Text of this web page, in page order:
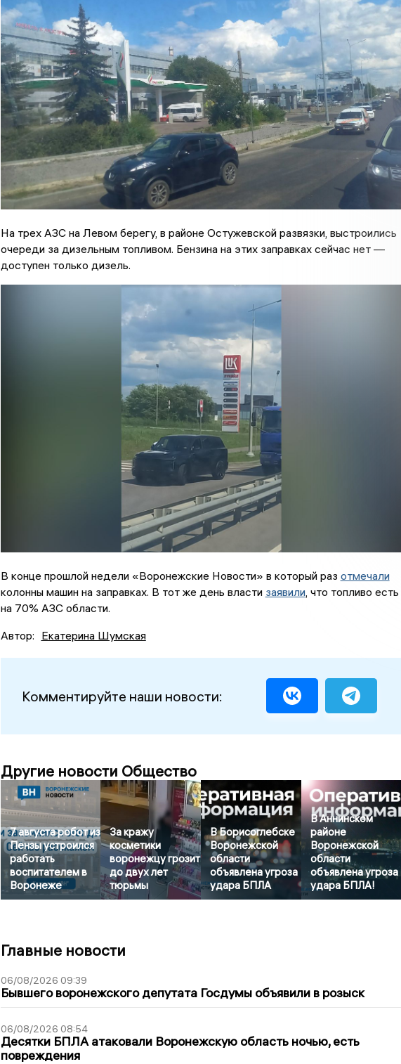
На трех АЗС на Левом берегу, в районе Остужевской развязки, выстроились
очереди за дизельным топливом. Бензина на этих заправках сейчас нет —
доступен только дизель.
В конце прошлой недели «Воронежские Новости» в который раз отмечали
колонны машин на заправках. В тот же день власти заявили, что топливо есть
на 70% АЗС области.
Автор: Екатерина Шумская
Комментируйте наши новости:
Другие новости Общество
7 августа робот из
Пензы устроился
работать
воспитателем в
Воронеже
За кражу
косметики
воронежцу грозит
до двух лет
тюрьмы
В Борисоглебске
Воронежской
области
объявлена угроза
удара БПЛА
В Аннинском
районе
Воронежской
области
объявлена угроза
удара БПЛА!
Главные новости
06/08/2026 09:39
Бывшего воронежского депутата Госдумы объявили в розыск
06/08/2026 08:54
Десятки БПЛА атаковали Воронежскую область ночью, есть
повреждения